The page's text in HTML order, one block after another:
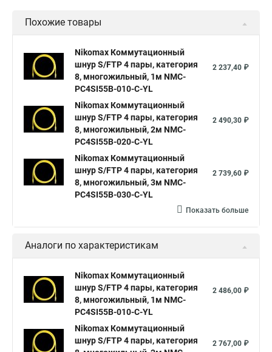
Похожие товары
Nikomax Коммутационный
шнур S/FTP 4 пары, категория
8, многожильный, 1м NMC-
PC4SI55B-010-C-YL
2 237,40 ₽
Nikomax Коммутационный
шнур S/FTP 4 пары, категория
8, многожильный, 2м NMC-
PC4SI55B-020-C-YL
2 490,30 ₽
Nikomax Коммутационный
шнур S/FTP 4 пары, категория
8, многожильный, 3м NMC-
PC4SI55B-030-C-YL
2 739,60 ₽
Показать больше
Аналоги по характеристикам
Nikomax Коммутационный
шнур S/FTP 4 пары, категория
8, многожильный, 1м NMC-
PC4SI55B-010-C-YL
2 486,00 ₽
Nikomax Коммутационный
шнур S/FTP 4 пары, категория
2 767,00 ₽